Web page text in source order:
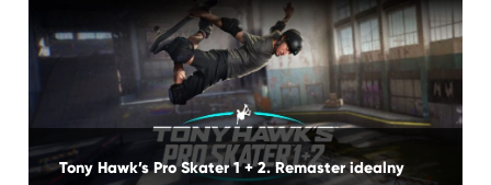
Tony Hawk’s Pro Skater 1 + 2. Remaster idealny